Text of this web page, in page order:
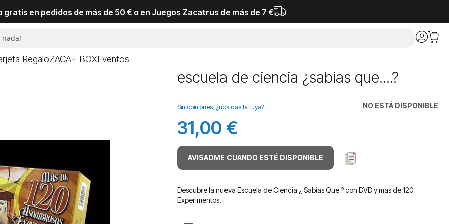
gratis en pedidos de más de 50 € o en Juegos Zacatrus de más de 7 €
RegaloZACA+ BOXEventos
escuela de ciencia ¿sabias que....?
NO ESTÁ DISPONIBLE
Sin opiniones, ¿nos das la tuya?
31,00 €
AVISADME CUANDO ESTÉ DISPONIBLE
Descubre la nueva Escuela de Ciencia ¿ Sabias Que ? con DVD y mas de 120
Experimentos.